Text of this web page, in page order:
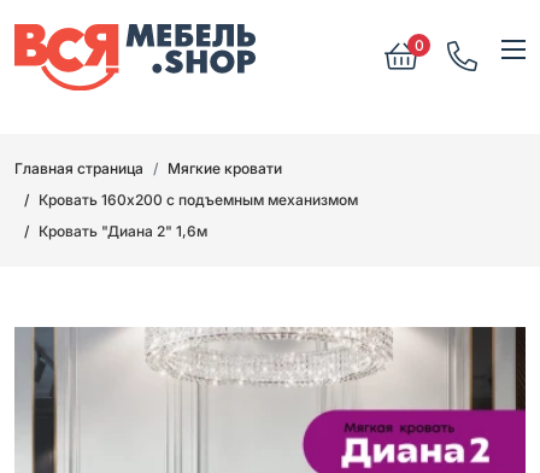
0
Главная страница
Мягкие кровати
Кровать 160х200 с подъемным механизмом
Кровать "Диана 2" 1,6м